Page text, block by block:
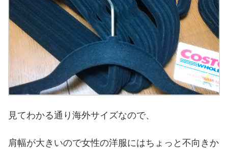
見てわかる通り海外サイズなので、
肩幅が大きいので女性の洋服にはちょっと不向きか